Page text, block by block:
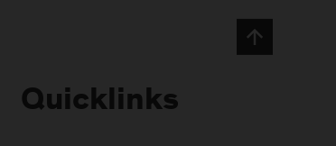
Quicklinks